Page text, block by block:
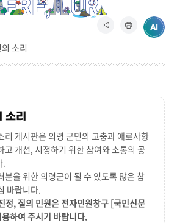
소리
소리
리 게시판은 의령 군민의 고충과 애로사항
고 개선, 시정하기 위한 참여와 소통의 공
.
분을 위한 의령군이 될 수 있도록 많은 참
바랍니다.
정, 질의 민원은 전자민원창구 [국민신문
하여 주시기 바랍니다.